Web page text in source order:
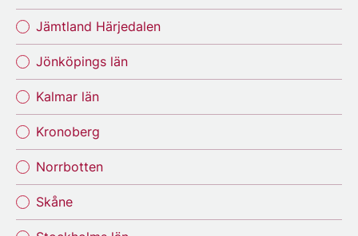
Jämtland Härjedalen
Jönköpings län
Kalmar län
Kronoberg
Norrbotten
Skåne